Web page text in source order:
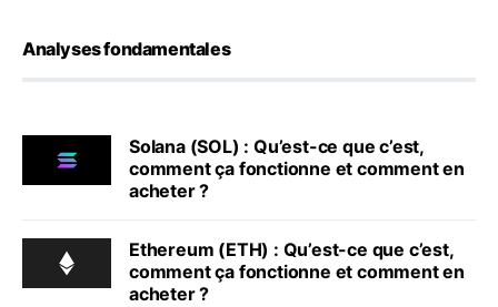
Analyses fondamentales
Solana (SOL) : Qu’est-ce que c’est,
comment ça fonctionne et comment en
acheter ?
Ethereum (ETH) : Qu’est-ce que c’est,
comment ça fonctionne et comment en
acheter ?